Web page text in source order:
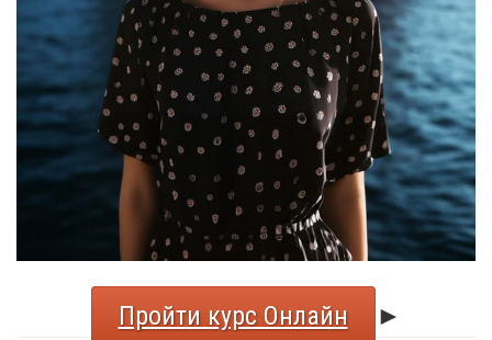
Пройти курс Онлайн
►